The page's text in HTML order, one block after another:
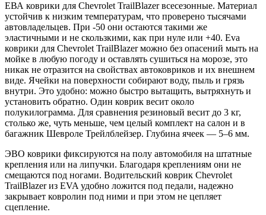
ЕВА коврики для Chevrolet TrailBlazer всесезонные. Материал
устойчив к низким температурам, что проверено тысячами
автовладельцев. При -50 они остаются такими же
эластичными и не скользкими, как при нуле или +40. Eva
коврики для Chevrolet TrailBlazer можно без опасений мыть на
мойке в любую погоду и оставлять сушиться на морозе, это
никак не отразится на свойствах автоковриков и их внешнем
виде. Ячейки на поверхности собирают воду, пыль и грязь
внутри. Это удобно: можно быстро вытащить, вытряхнуть и
установить обратно. Один коврик весит около
полукилограмма. Для сравнения резиновый весит до 3 кг,
столько же, чуть меньше, чем целый комплект на салон и в
багажник Шевроле Трейлблейзер. Глубина ячеек — 5–6 мм.
ЭВО коврики фиксируются на полу автомобиля на штатные
крепления или на липучки. Благодаря креплениям они не
смещаются под ногами. Водительский коврик Chevrolet
TrailBlazer из EVA удобно ложится под педали, надежно
закрывает ковролин под ними и при этом не цепляет
сцепление.